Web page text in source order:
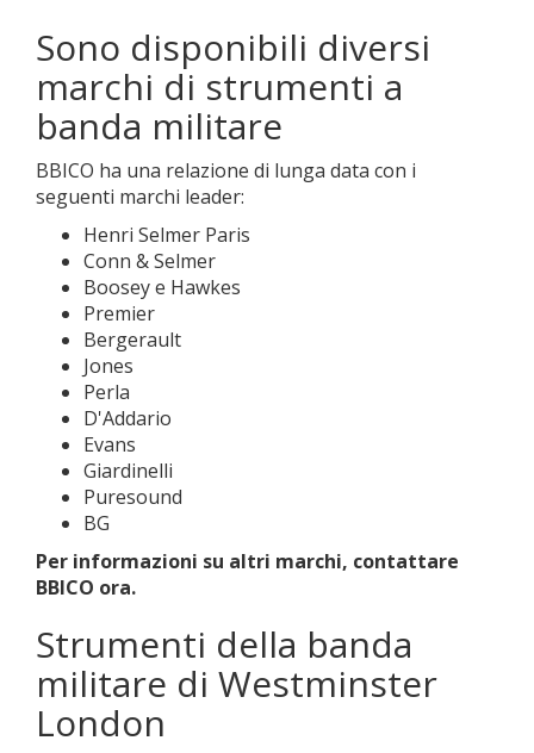
Sono disponibili diversi
marchi di strumenti a
banda militare
BBICO ha una relazione di lunga data con i
seguenti marchi leader:
Henri Selmer Paris
Conn & Selmer
Boosey e Hawkes
Premier
Bergerault
Jones
Perla
D'Addario
Evans
Giardinelli
Puresound
BG
Per informazioni su altri marchi, contattare
BBICO ora.
Strumenti della banda
militare di Westminster
London